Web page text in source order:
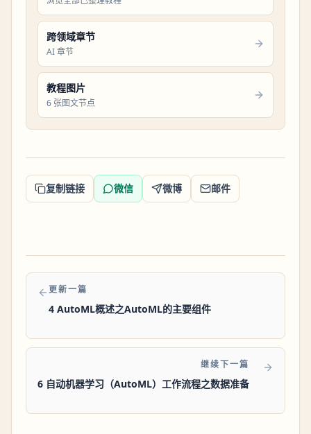
跨领域章节
AI 章节
教程图片
6 张图文节点
复制链接 微信 微博 邮件
更新一篇
4 AutoML概述之AutoML的主要组件
继续下一篇
6 自动机器学习（AutoML）工作流程之数据准备